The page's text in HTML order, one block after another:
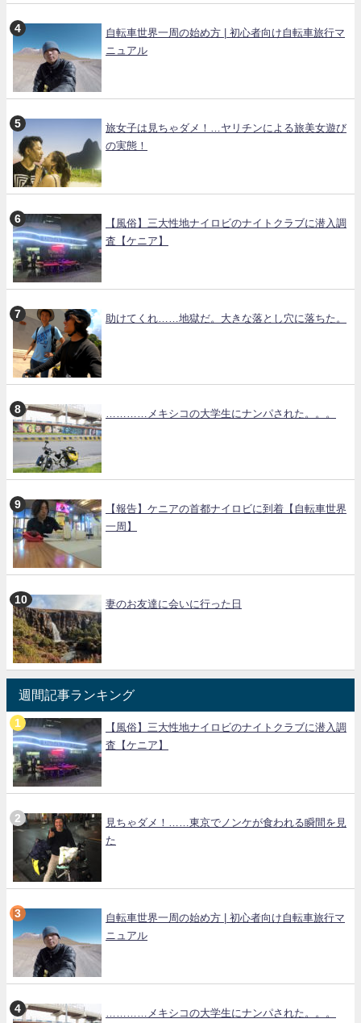
自転車世界一周の始め方 | 初心者向け自転車旅行マ
ニュアル
旅女子は見ちゃダメ！…ヤリチンによる旅美女遊び
の実態！
【風俗】三大性地ナイロビのナイトクラブに潜入調
査【ケニア】
助けてくれ……地獄だ。大きな落とし穴に落ちた。
…………メキシコの大学生にナンパされた。。。
【報告】ケニアの首都ナイロビに到着【自転車世界
一周】
妻のお友達に会いに行った日
週間記事ランキング
【風俗】三大性地ナイロビのナイトクラブに潜入調
査【ケニア】
見ちゃダメ！……東京でノンケが食われる瞬間を見
た
自転車世界一周の始め方 | 初心者向け自転車旅行マ
ニュアル
…………メキシコの大学生にナンパされた。。。